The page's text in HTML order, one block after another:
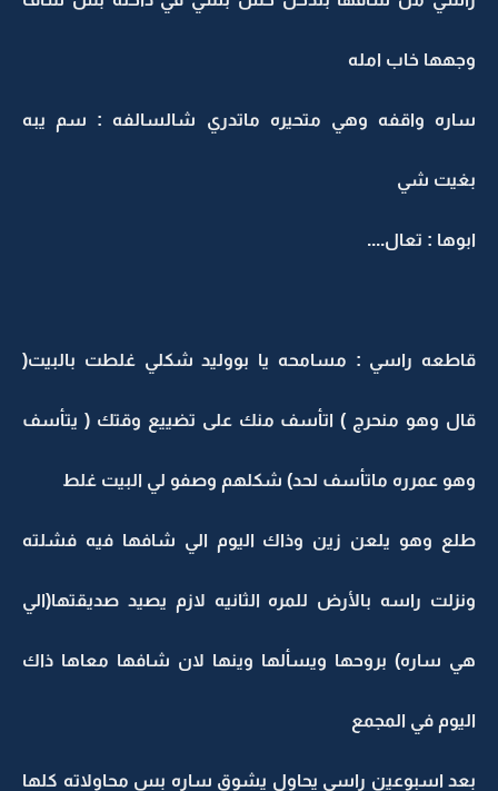
وجهها خاب امله
ساره واقفه وهي متحيره ماتدري شالسالفه : سم يبه
بغيت شي
ابوها : تعال....
قاطعه راسي : مسامحه يا بووليد شكلي غلطت بالبيت(
قال وهو منحرج ) اتأسف منك على تضييع وقتك ( يتأسف
وهو عمرره ماتأسف لحد) شكلهم وصفو لي البيت غلط
طلع وهو يلعن زين وذاك اليوم الي شافها فيه فشلته
ونزلت راسه بالأرض للمره الثانيه لازم يصيد صديقتها(الي
هي ساره) بروحها ويسألها وينها لان شافها معاها ذاك
اليوم في المجمع
بعد اسبوعين راسي يحاول يشوق ساره بس محاولاته كلها